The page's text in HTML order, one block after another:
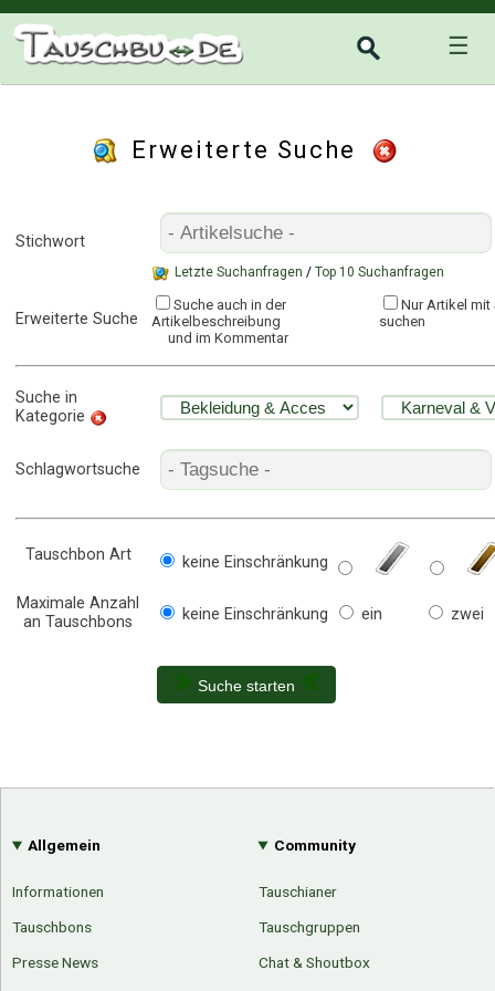
☰
Erweiterte Suche
Stichwort
Letzte Suchanfragen / Top 10 Suchanfragen
Erweiterte Suche
Suche auch in der
Artikelbeschreibung
und im Kommentar
Nur Artikel
suchen
Suche in
Kategorie
Schlagwortsuche
Tauschbon Art keine Einschränkung
Maximale Anzahl
an Tauschbons
keine Einschränkung ein zwei
Suche starten
Allgemein
Informationen
Tauschbons
Presse News
Community
Tauschianer
Tauschgruppen
Chat & Shoutbox